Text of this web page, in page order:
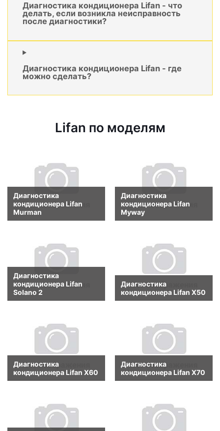
Диагностика кондиционера Lifan - что
делать, если возникла неисправность
после диагностики?
Диагностика кондиционера Lifan - где
можно сделать?
Lifan по моделям
Диагностика
кондиционера Lifan
Murman
Диагностика
кондиционера Lifan
Myway
Диагностика
кондиционера Lifan
Solano 2
Диагностика
кондиционера Lifan X50
Диагностика
кондиционера Lifan X60
Диагностика
кондиционера Lifan X70